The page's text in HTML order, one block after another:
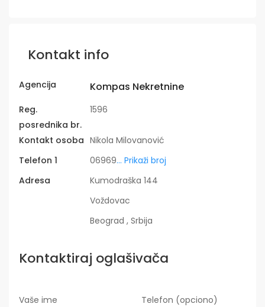
Kontakt info
Agencija Kompas Nekretnine
Reg.
posrednika br.
1596
Kontakt osoba Nikola Milovanović
Telefon 1
06969... Prikaži broj
Adresa
Kumodraška 144
Voždovac
Beograd , Srbija
Kontaktiraj oglašivača
Vaše ime Telefon (opciono)